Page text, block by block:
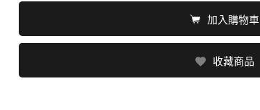
加入購物車
收藏商品